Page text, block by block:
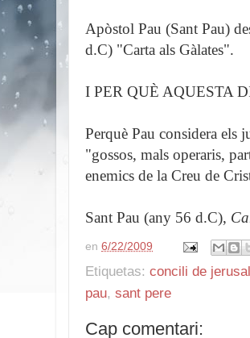
Apòstol Pau (Sant Pau)
d.C) "Carta als Gàlates".
I PER QUÈ AQUESTA
Perquè Pau considera els
"gossos, mals operaris,
enemics de la Creu de
Sant Pau (any 56 d.C),
en 6/22/2009
Etiquetas: concili de
pau, sant pere
Cap comentari: